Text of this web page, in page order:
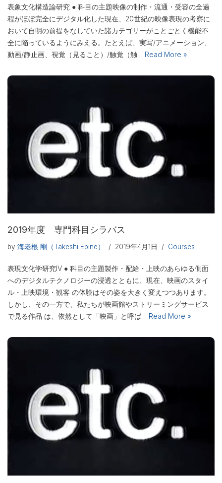
表象文化構造論研究 ● 科目の主題映像の制作・流通・受容の全過
程がほぼ完全にデジタル化した現在、20世紀の映像表現の考察に
おいて自明の前提をなしていた諸カテゴリーがことごとく機能不
全に陥っているようにみえる。たとえば、実写/アニメーション、
動画/静止画、視覚（見ること）/触覚（触… Read More »
2019年度 専門科目シラバス
by 海老根 剛（Takeshi Ebine） 2019年4月1日 Courses
表現文化学研究IV ● 科目の主題製作・配給・上映のあらゆる側面
へのデジタルテクノロジーの浸透とともに、現在、映画のスタイ
ル・上映環境・観客 の体験はその姿を大きく変えつつあります。
しかし、その一方で、私たちが映画館やストリーミングサービス
で見る作品 は、依然として「映画」と呼ば… Read More »